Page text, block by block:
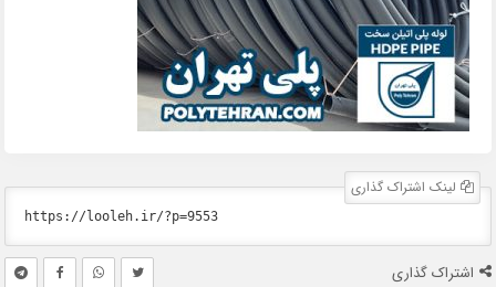
لینک اشتراک گذاری
اشتراک گذاری